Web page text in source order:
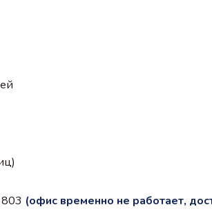
(офис временно не работает,